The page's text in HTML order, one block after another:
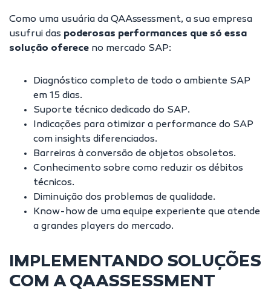
Como uma usuária da QAAssessment, a sua empresa
usufrui das poderosas performances que só essa
solução oferece no mercado SAP:
Diagnóstico completo de todo o ambiente SAP
em 15 dias.
Suporte técnico dedicado do SAP.
Indicações para otimizar a performance do SAP
com insights diferenciados.
Barreiras à conversão de objetos obsoletos.
Conhecimento sobre como reduzir os débitos
técnicos.
Diminuição dos problemas de qualidade.
Know-how de uma equipe experiente que atende
a grandes players do mercado.
IMPLEMENTANDO SOLUÇÕES
COM A QAASSESSMENT